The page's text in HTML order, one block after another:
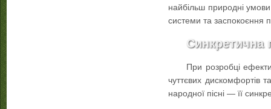
найбільш природні
системи та заспокоєння
Синкретична
При розробці
чуттєвих дискомфортів
народної пісні — її